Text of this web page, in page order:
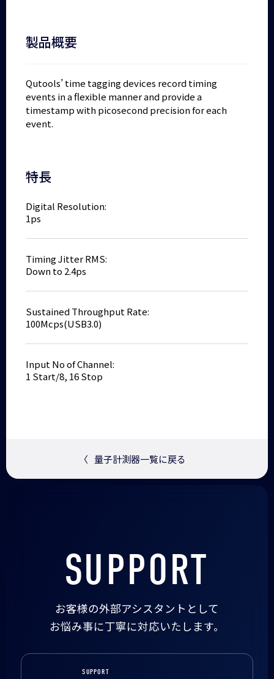
製品概要
Qutools’ time tagging devices record timing
events in a flexible manner and provide a
timestamp with picosecond precision for each
event.
特長
Digital Resolution:
1ps
Timing Jitter RMS:
Down to 2.4ps
Sustained Throughput Rate:
100Mcps(USB3.0)
Input No of Channel:
1 Start/8, 16 Stop
〈 量子計測器一覧に戻る
SUPPORT
お客様の外部アシスタントとして
お悩み事に丁寧に対応いたします。
SUPPORT